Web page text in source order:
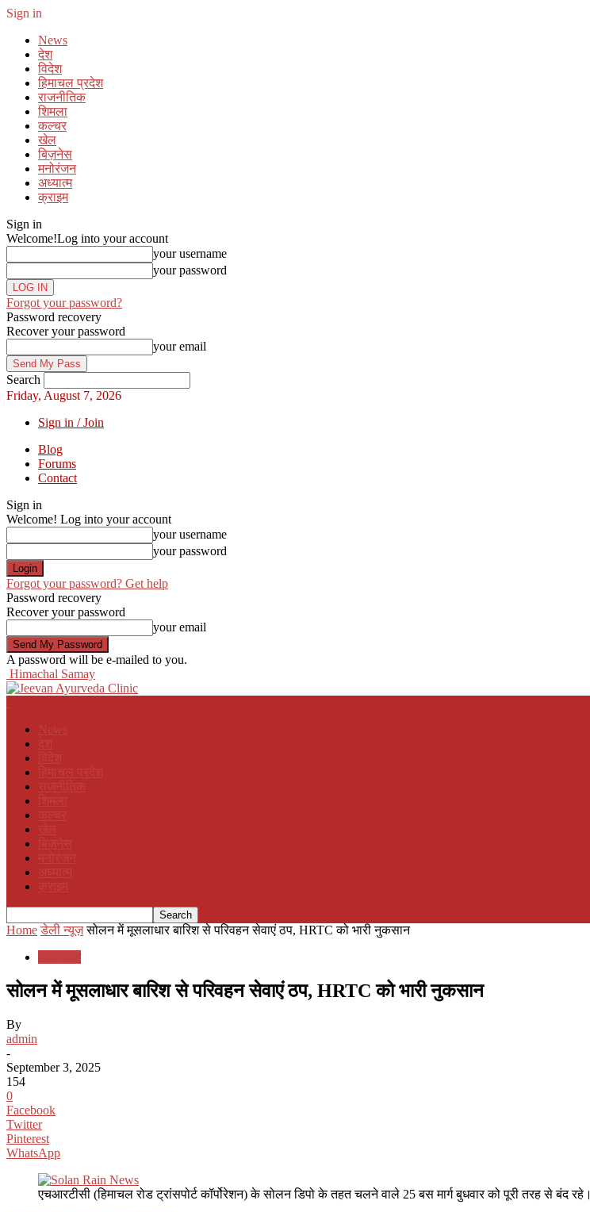
Sign in
News
देश
विदेश
हिमाचल प्रदेश
राजनीतिक
शिमला
कल्चर
खेल
बिज़नेस
मनोरंजन
अध्यात्म
क्राइम
Sign in
Welcome!Log into your account
your username
your password
Forgot your password?
Password recovery
Recover your password
your email
Search
Friday, August 7, 2026
Sign in / Join
Blog
Forums
Contact
Sign in
Welcome! Log into your account
your username
your password
Forgot your password? Get help
Password recovery
Recover your password
your email
A password will be e-mailed to you.
Himachal Samay
Home डेली न्यूज़ सोलन में मूसलाधार बारिश से परिवहन सेवाएं ठप, HRTC को भारी नुकसान
सोलन में मूसलाधार बारिश से परिवहन सेवाएं ठप, HRTC को भारी नुकसान
By
admin
-
September 3, 2025
154
0
Facebook
Twitter
Pinterest
WhatsApp
एचआरटीसी (हिमाचल रोड ट्रांसपोर्ट कॉर्पोरेशन) के सोलन डिपो के तहत चलने वाले 25 बस मार्ग बुधवार को पूरी तरह से बंद रहे।